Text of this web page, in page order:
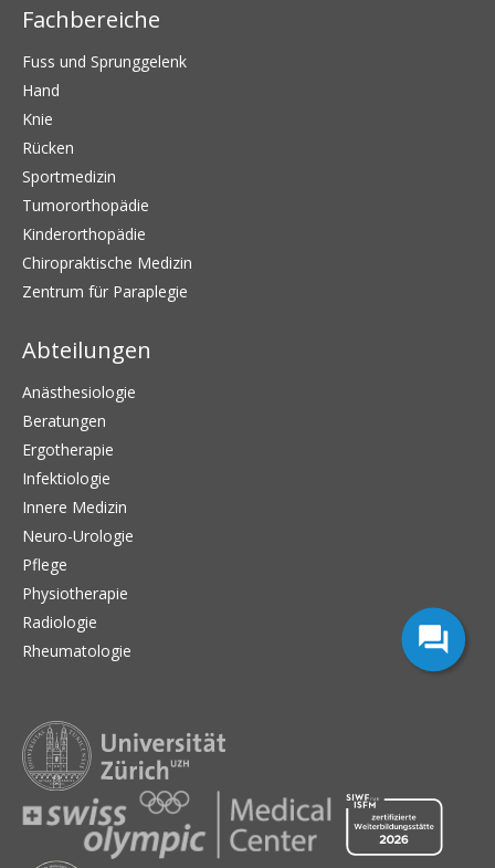
Fachbereiche
Fuss und Sprunggelenk
Hand
Knie
Rücken
Sportmedizin
Tumororthopädie
Kinderorthopädie
Chiropraktische Medizin
Zentrum für Paraplegie
Abteilungen
Anästhesiologie
Beratungen
Ergotherapie
Infektiologie
Innere Medizin
Neuro-Urologie
Pflege
Physiotherapie
Radiologie
Rheumatologie